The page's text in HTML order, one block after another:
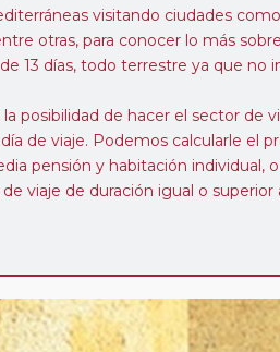
visitando ciudades
otras, para conocer lo más
13 días, todo terrestre ya que no
posibilidad de hacer el sector de
de viaje. Podemos calcularle el
pensión y habitación individual,
viaje de duración igual o superior
período de 1, 3, 4 o 7 noches
es de 40 Euros/52 Dólares por
no se abonará este